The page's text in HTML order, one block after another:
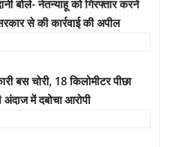
बोले- नेतन्याहू को गिरफ्तार करने
से की कार्रवाई की अपील
बस चोरी, 18 किलोमीटर पीछा
में दबोचा आरोपी